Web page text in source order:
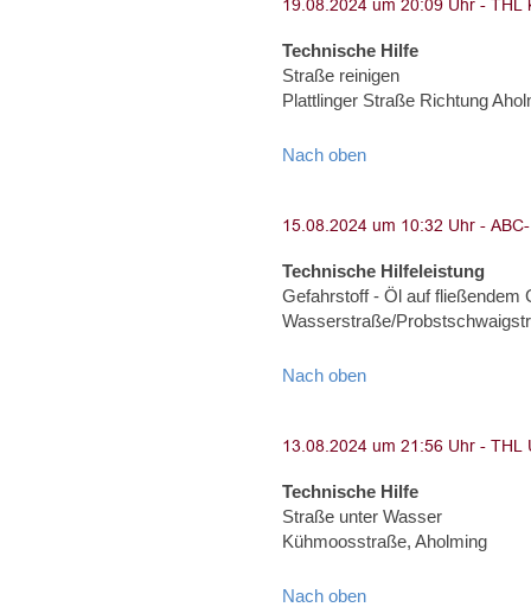
Technische Hilfe
Straße reinigen
Plattlinger Straße Richtung
Nach oben
Technische Hilfeleistung
Gefahrstoff - Öl auf fließendem
Wasserstraße/
Nach oben
Technische Hilfe
Straße unter Wasser
Kühmoosstraße, Aholming
Nach oben